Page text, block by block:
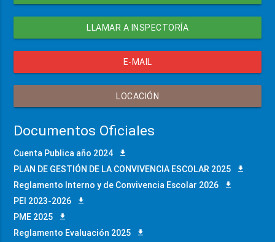
LLAMAR A INSPECTORÍA
E-MAIL
LOCACIÓN
Documentos Oficiales
Cuenta Publica año 2024
PLAN DE GESTIÓN DE LA CONVIVENCIA ESCOLAR 2025
Reglamento Interno y de Convivencia Escolar 2026
PEI 2023-2026
PME 2025
Reglamento Evaluación 2025